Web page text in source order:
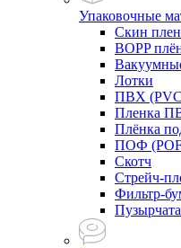
Упаковочные
Скин
BOPP
Лотки
ПВХ (PVC)
Пленка
Плёнка
ПОФ (POF)
Скотч
Стрейч-
Фильтр-